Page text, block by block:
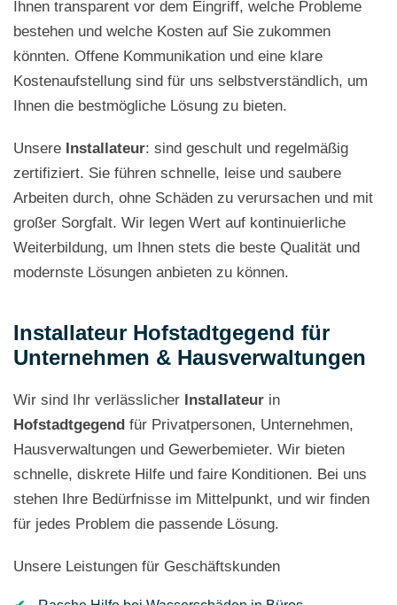
Ihnen transparent vor dem Eingriff, welche Probleme
bestehen und welche Kosten auf Sie zukommen
könnten. Offene Kommunikation und eine klare
Kostenaufstellung sind für uns selbstverständlich, um
Ihnen die bestmögliche Lösung zu bieten.
Unsere Installateur: sind geschult und regelmäßig
zertifiziert. Sie führen schnelle, leise und saubere
Arbeiten durch, ohne Schäden zu verursachen und mit
großer Sorgfalt. Wir legen Wert auf kontinuierliche
Weiterbildung, um Ihnen stets die beste Qualität und
modernste Lösungen anbieten zu können.
Installateur Hofstadtgegend für
Unternehmen & Hausverwaltungen
Wir sind Ihr verlässlicher Installateur in
Hofstadtgegend für Privatpersonen, Unternehmen,
Hausverwaltungen und Gewerbemieter. Wir bieten
schnelle, diskrete Hilfe und faire Konditionen. Bei uns
stehen Ihre Bedürfnisse im Mittelpunkt, und wir finden
für jedes Problem die passende Lösung.
Unsere Leistungen für Geschäftskunden